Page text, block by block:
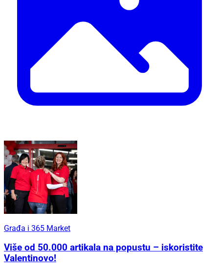
Građa i 365 Market
Više od 50.000 artikala na popustu – iskoristite
Valentinovo!